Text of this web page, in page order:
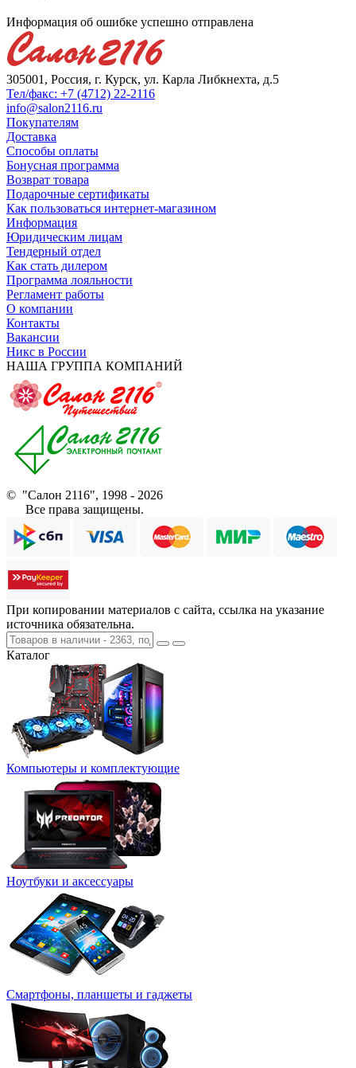
Информация об ошибке успешно отправлена
305001, Россия, г. Курск, ул. Карла Либкнехта, д.5
Тел/факс: +7 (4712) 22-2116
info@salon2116.ru
Покупателям
Доставка
Способы оплаты
Бонусная программа
Возврат товара
Подарочные сертификаты
Как пользоваться интернет-магазином
Информация
Юридическим лицам
Тендерный отдел
Как стать дилером
Программа лояльности
Регламент работы
О компании
Контакты
Вакансии
Никс в России
НАША ГРУППА КОМПАНИЙ
© "Салон 2116", 1998 - 2026
Все права защищены.
При копировании материалов с сайта, ссылка на указание
источника обязательна.
Каталог
Компьютеры и комплектующие
Ноутбуки и аксессуары
Смартфоны, планшеты и гаджеты